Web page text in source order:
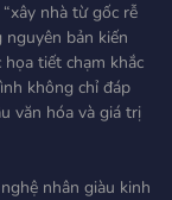
nhà từ gốc rễ
bản kiến
tiết chạm khắc
không chỉ đáp
văn hóa và giá trị
nhân giàu kinh